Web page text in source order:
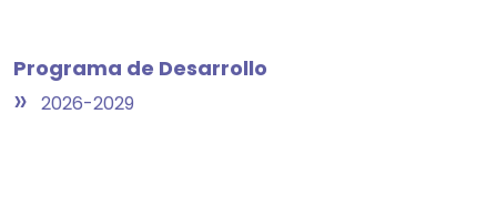
Programa de Desarrollo
» 2026-2029